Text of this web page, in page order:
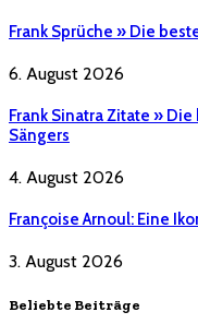
Frank Sprüche » Die
6. August 2026
Frank Sinatra Zitate »
Sängers
4. August 2026
Françoise Arnoul: Eine
3. August 2026
Beliebte Beiträge